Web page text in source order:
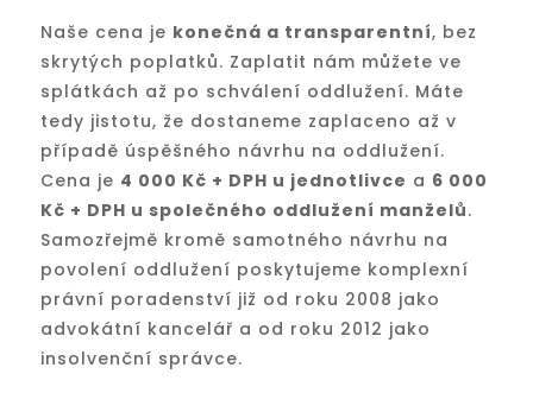
Naše cena je konečná a transparentní, bez
skrytých poplatků. Zaplatit nám můžete ve
splátkách až po schválení oddlužení. Máte
tedy jistotu, že dostaneme zaplaceno až v
případě úspěšného návrhu na oddlužení.
Cena je 4 000 Kč + DPH u jednotlivce a 6 000
Kč + DPH u společného oddlužení manželů.
Samozřejmě kromě samotného návrhu na
povolení oddlužení poskytujeme komplexní
právní poradenství již od roku 2008 jako
advokátní kancelář a od roku 2012 jako
insolvenční správce.